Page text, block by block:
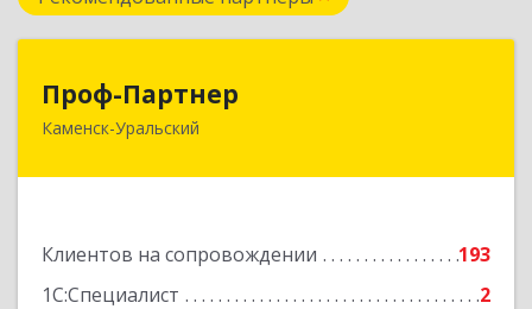
Проф-Партнер
Каменск-Уральский
Клиентов на сопровождении
193
1С:Специалист
2
623406, Свердловская обл, Каменск-Уральский